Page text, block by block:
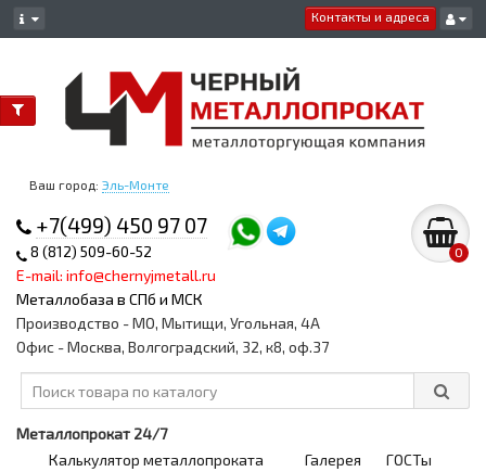
Контакты и адреса
Ваш город: Эль-Монте
+7(499) 450 97 07
8 (812) 509-60-52
E-mail: info@chernyjmetall.ru
Металлобаза в СПб и МСК
0
Производство - МО, Мытищи, Угольная, 4А
Офис - Москва, Волгоградский, 32, к8, оф.37
Металлопрокат 24/7
Калькулятор металлопроката
Галерея
ГОСТы